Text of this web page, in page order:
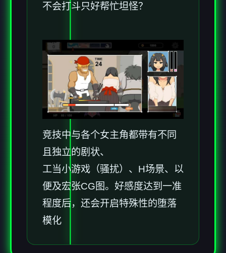
不会打斗只好帮忙坦怪？
竞技中与各个女主角都带有不同
且独立的剧状、
工当小游戏（骚扰）、H场景、以
便及宏张CG图。好感度达到一准
程度后，还会开启特殊性的堕落
模化